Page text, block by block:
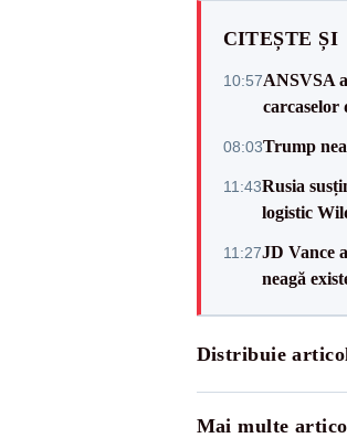
CITEȘTE ȘI
10:57ANSVSA
carcaselor
08:03Trump
11:43Rusia
logistic
11:27JD Vance
neagă
Distribuie
Mai multe